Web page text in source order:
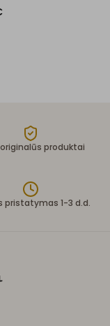
originalūs produktai
pristatymas 1-3 d.d.